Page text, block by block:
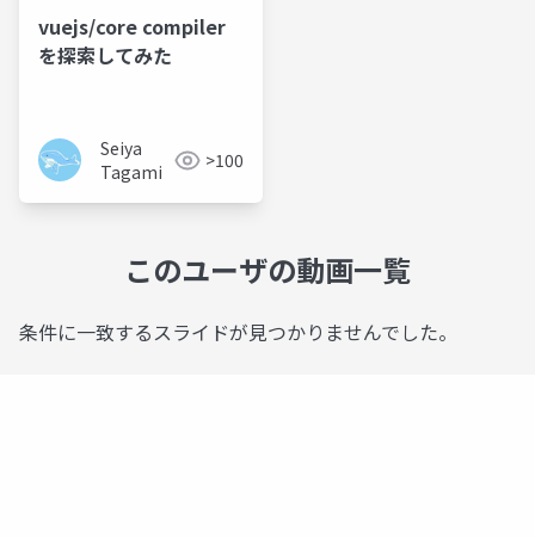
vuejs/core compiler
を探索してみた
Seiya
Tagami
>100
このユーザの動画一覧
条件に一致するスライドが見つかりませんでした。